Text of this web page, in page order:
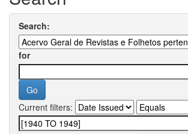
Search:
for
Current filters: